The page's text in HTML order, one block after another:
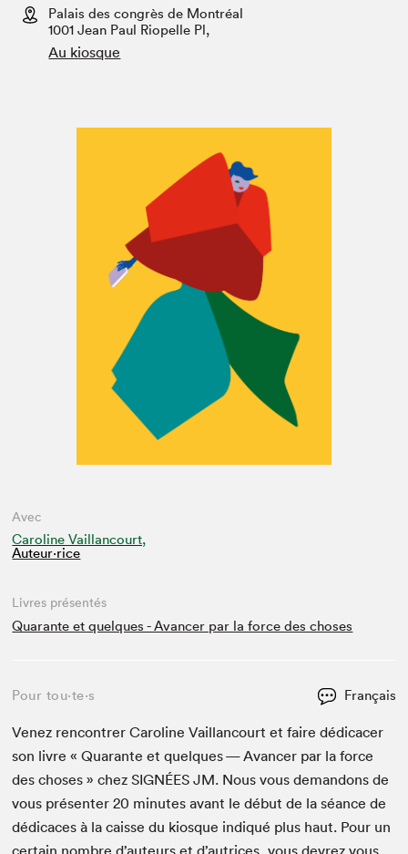
Espace enseignant·e·s
Espace pro
Palais des congrès de Montréal
1001 Jean Paul Riopelle Pl,
Au kiosque
Avec
Caroline Vaillancourt,
Auteur·rice
Livres présentés
Quarante et quelques - Avancer par la force des choses
Pour tou⋅te⋅s Français
Venez ren­con­tr­er Car­o­line Vail­lan­court et faire dédi­cac­er
son livre « Quar­ante et quelques — Avancer par la force
des choses » chezSIGNÉES JM. Nous vous deman­dons de
vous présen­ter20 min­utes avant le début de la séance de
dédi­caces à la caisse du kiosque indiqué plus haut. Pour un